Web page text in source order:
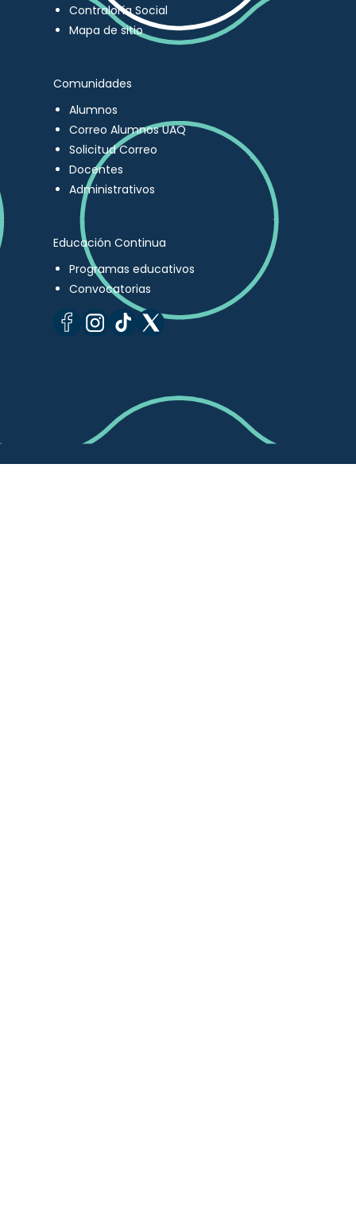
Contraloría Social
Mapa de sitio
Comunidades
Alumnos
Correo Alumnos UAQ
Solicitud Correo
Docentes
Administrativos
Educación Continua
Programas educativos
Convocatorias